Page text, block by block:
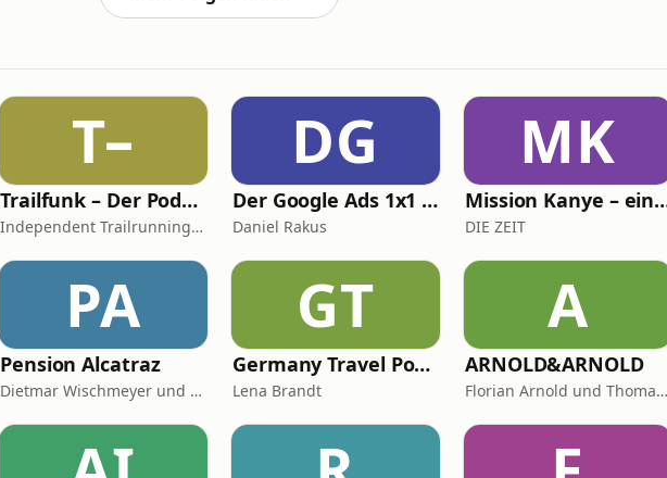
T–
Trailfunk – Der Podcast von Alles-laufbar.de
Independent Trailrunning Media
DG
Der Google Ads 1x1 Podcast - Insights & Tipps vom SEA Experten Daniel Rakus
Daniel Rakus
MK
Mission Kanye – ein
DIE ZEIT
PA
Pension Alcatraz
Dietmar Wischmeyer und Tina Voß
GT
Germany Travel Podcast with Lena Brandt
Lena Brandt
A
ARNOLD&ARNOLD
Florian Arnold und Thomas Arnold